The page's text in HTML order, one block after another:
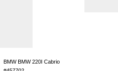
BMW BMW 220I Cabrio